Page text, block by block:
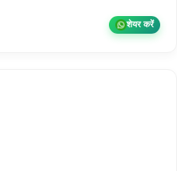
शेयर करें